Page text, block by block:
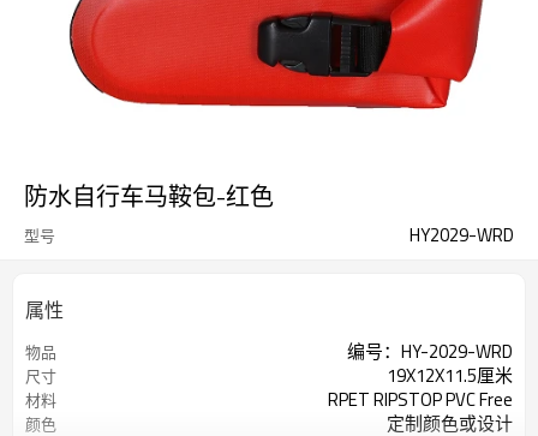
防水自行车马鞍包-红色
型号 HY2029-WRD
属性
物品 编号：HY-2029-WRD
尺寸 19X12X11.5厘米
材料 RPET RIPSTOP PVC Free
颜色 定制颜色或设计